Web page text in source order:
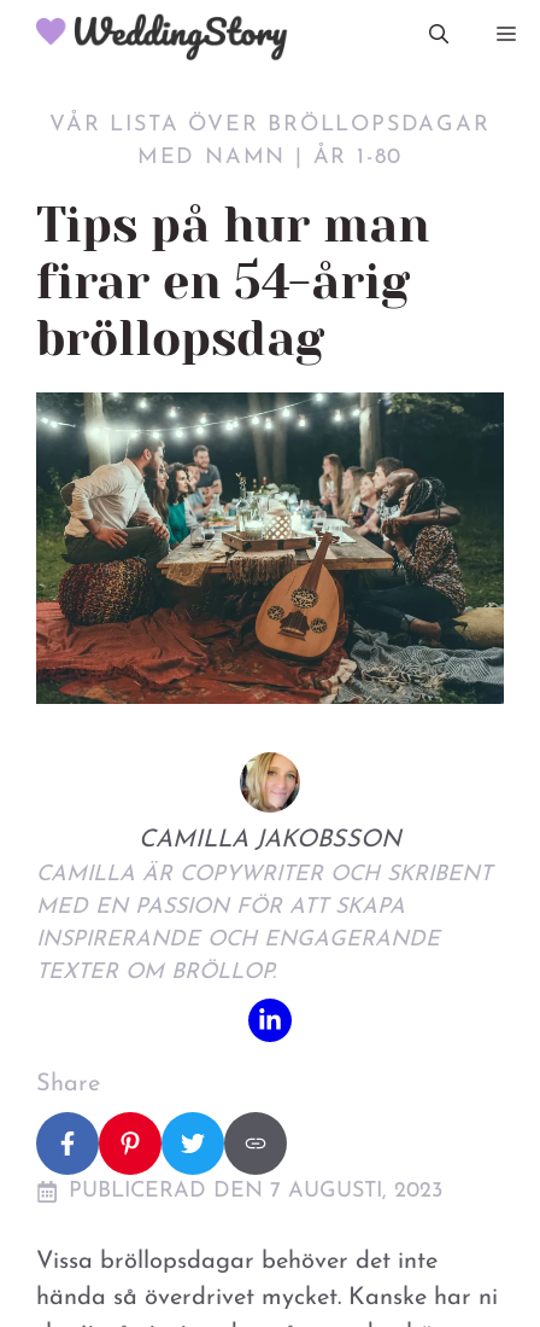
Hoppa
VÅR LISTA ÖVER BRÖLLOPSDAGAR
MED NAMN | ÅR 1-80
Tips på hur man
firar en 54-årig
bröllopsdag
CAMILLA JAKOBSSON
CAMILLA ÄR COPYWRITER OCH SKRIBENT
MED EN PASSION FÖR ATT SKAPA
INSPIRERANDE OCH ENGAGERANDE
TEXTER OM BRÖLLOP.
Share
PUBLICERAD DEN 7 AUGUSTI, 2023
Vissa bröllopsdagar behöver det inte
hända så överdrivet mycket. Kanske har ni